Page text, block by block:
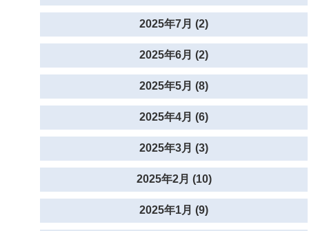
2025年7月 (2)
2025年6月 (2)
2025年5月 (8)
2025年4月 (6)
2025年3月 (3)
2025年2月 (10)
2025年1月 (9)